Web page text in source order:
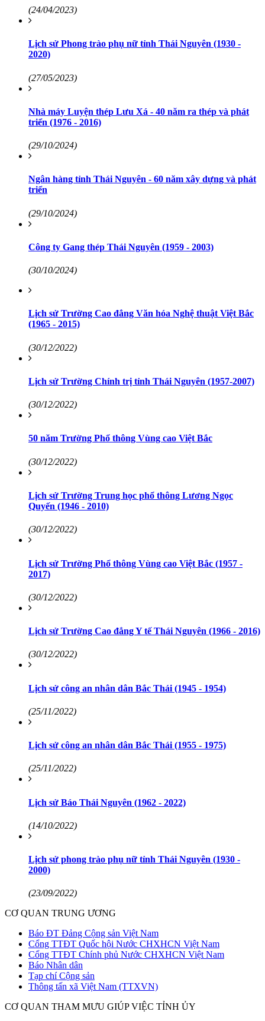
(24/04/2023)
Lịch sử Phong trào phụ nữ tỉnh Thái Nguyên (1930 -
2020)
(27/05/2023)
Nhà máy Luyện thép Lưu Xá - 40 năm ra thép và phát
triển (1976 - 2016)
(29/10/2024)
Ngân hàng tỉnh Thái Nguyên - 60 năm xây dựng và phát
triển
(29/10/2024)
Công ty Gang thép Thái Nguyên (1959 - 2003)
(30/10/2024)
Lịch sử Trường Cao đẳng Văn hóa Nghệ thuật Việt Bắc
(1965 - 2015)
(30/12/2022)
Lịch sử Trường Chính trị tỉnh Thái Nguyên (1957-2007)
(30/12/2022)
50 năm Trường Phổ thông Vùng cao Việt Bắc
(30/12/2022)
Lịch sử Trường Trung học phổ thông Lương Ngọc
Quyến (1946 - 2010)
(30/12/2022)
Lịch sử Trường Phổ thông Vùng cao Việt Bắc (1957 -
2017)
(30/12/2022)
Lịch sử Trường Cao đẳng Y tế Thái Nguyên (1966 - 2016)
(30/12/2022)
Lịch sử công an nhân dân Bắc Thái (1945 - 1954)
(25/11/2022)
Lịch sử công an nhân dân Bắc Thái (1955 - 1975)
(25/11/2022)
Lịch sử Báo Thái Nguyên (1962 - 2022)
(14/10/2022)
Lịch sử phong trào phụ nữ tỉnh Thái Nguyên (1930 -
2000)
(23/09/2022)
CƠ QUAN TRUNG ƯƠNG
Báo ĐT Đảng Cộng sản Việt Nam
Cổng TTĐT Quốc hội Nước CHXHCN Việt Nam
Cổng TTĐT Chính phủ Nước CHXHCN Việt Nam
Báo Nhân dân
Tạp chí Cộng sản
Thông tấn xã Việt Nam (TTXVN)
CƠ QUAN THAM MƯU GIÚP VIỆC TỈNH ỦY